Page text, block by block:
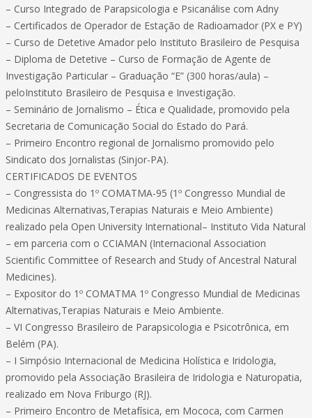
– Curso Integrado de Parapsicologia e Psicanálise com Adny
– Certificados de Operador de Estação de Radioamador (PX e PY)
– Curso de Detetive Amador pelo Instituto Brasileiro de Pesquisa
– Diploma de Detetive – Curso de Formação de Agente de
Investigação Particular – Graduação “E” (300 horas/aula) –
peloInstituto Brasileiro de Pesquisa e Investigação.
– Seminário de Jornalismo – Ética e Qualidade, promovido pela
Secretaria de Comunicação Social do Estado do Pará.
– Primeiro Encontro regional de Jornalismo promovido pelo
Sindicato dos Jornalistas (Sinjor-PA).
CERTIFICADOS DE EVENTOS
– Congressista do 1º COMATMA-95 (1º Congresso Mundial de
Medicinas Alternativas,Terapias Naturais e Meio Ambiente)
realizado pela Open University International– Instituto Vida Natural
– em parceria com o CCIAMAN (Internacional Association
Scientific Committee of Research and Study of Ancestral Natural
Medicines).
– Expositor do 1º COMATMA 1º Congresso Mundial de Medicinas
Alternativas,Terapias Naturais e Meio Ambiente.
– VI Congresso Brasileiro de Parapsicologia e Psicotrônica, em
Belém (PA).
– I Simpósio Internacional de Medicina Holística e Iridologia,
promovido pela Associação Brasileira de Iridologia e Naturopatia,
realizado em Nova Friburgo (RJ).
– Primeiro Encontro de Metafísica, em Mococa, com Carmen